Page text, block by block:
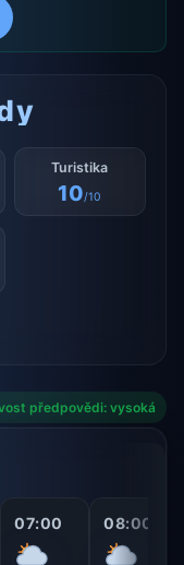
Turistika
10/10
předpovědi: vysoká
07:00 08:00